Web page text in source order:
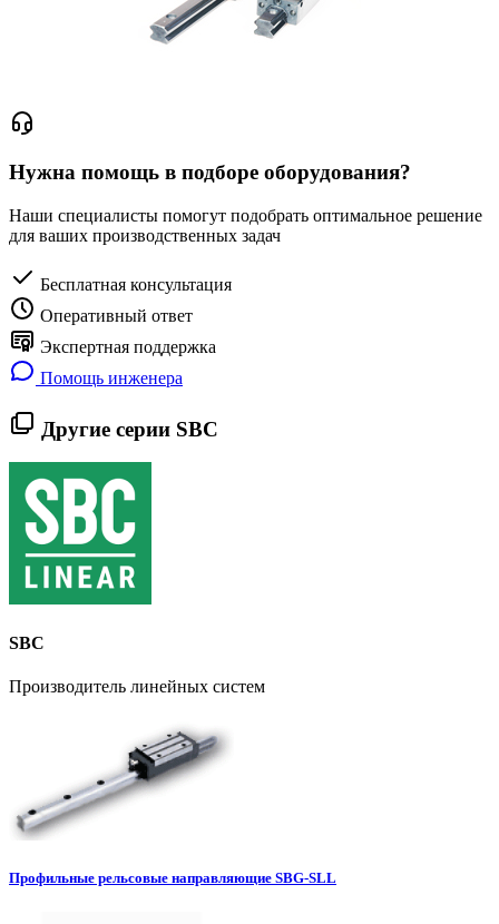
Нужна помощь в подборе оборудования?
Наши специалисты помогут подобрать оптимальное решение
для ваших производственных задач
Бесплатная консультация
Оперативный ответ
Экспертная поддержка
Помощь инженера
Другие серии SBC
SBC
Производитель линейных систем
Профильные рельсовые направляющие SBG-SLL